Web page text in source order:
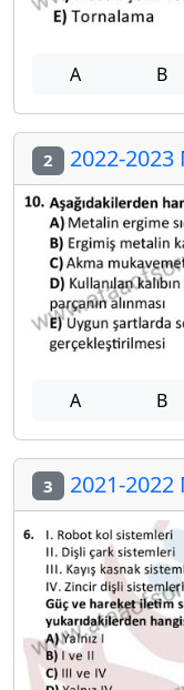
A B
2 2022-2023
A B
3 2021-2022